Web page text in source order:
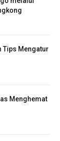
Tips Mengatur
Menghemat